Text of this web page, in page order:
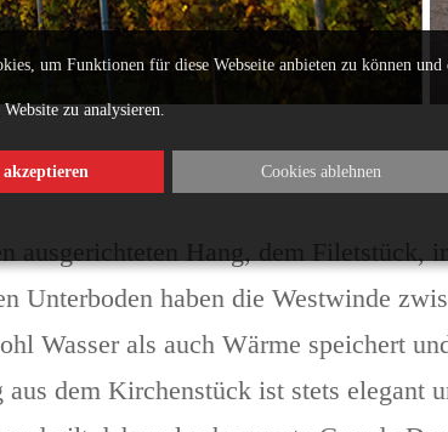
Hang, dem Filetstück
Unterboden haben die Westwinde
Wasser als auch Wärme speichert
dem Kirchenstück ist stets
um Funktionen für diese Webseite anbieten zu können und
zu analysieren.
akzeptieren Cookies ablehnen